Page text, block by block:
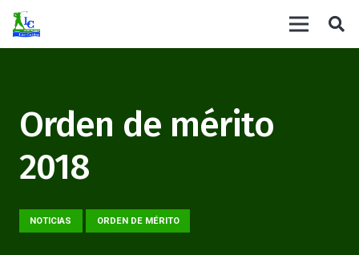
Orden de mérito
2018
NOTICIAS ORDEN DE MÉRITO